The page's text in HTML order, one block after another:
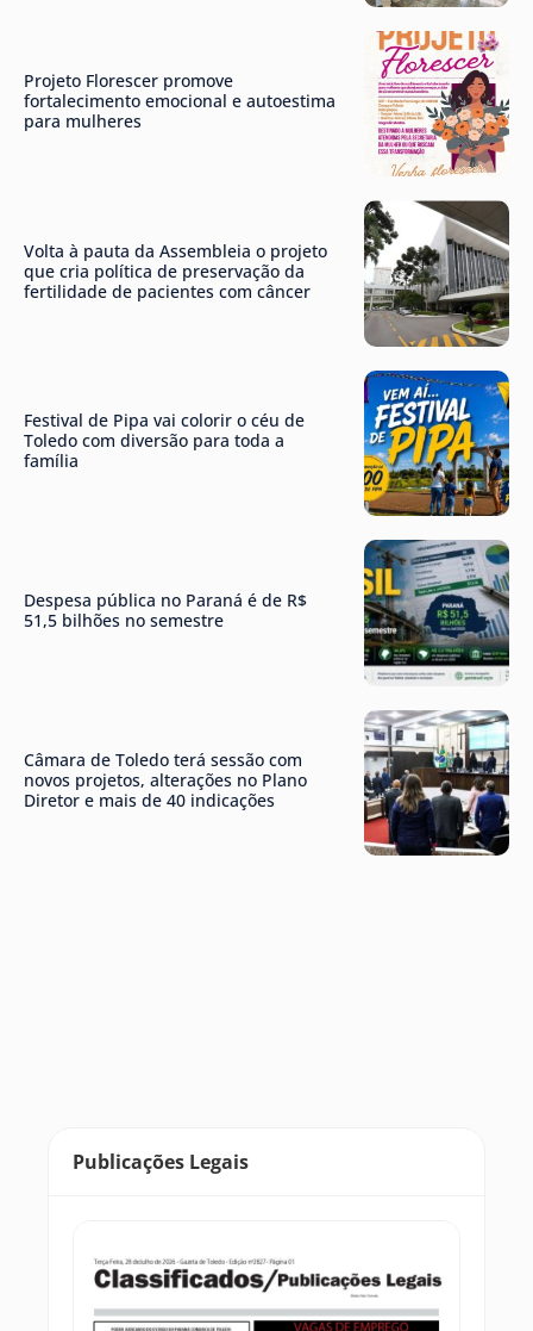
Projeto Florescer promove
fortalecimento emocional e autoestima
para mulheres
Volta à pauta da Assembleia o projeto
que cria política de preservação da
fertilidade de pacientes com câncer
Festival de Pipa vai colorir o céu de
Toledo com diversão para toda a
família
Despesa pública no Paraná é de R$
51,5 bilhões no semestre
Câmara de Toledo terá sessão com
novos projetos, alterações no Plano
Diretor e mais de 40 indicações
Publicações Legais